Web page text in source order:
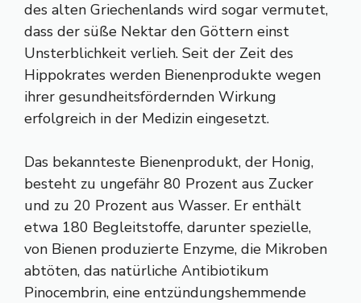
des alten Griechenlands wird sogar vermutet,
dass der süße Nektar den Göttern einst
Unsterblichkeit verlieh. Seit der Zeit des
Hippokrates werden Bienenprodukte wegen
ihrer gesundheitsfördernden Wirkung
erfolgreich in der Medizin eingesetzt.
Das bekannteste Bienenprodukt, der Honig,
besteht zu ungefähr 80 Prozent aus Zucker
und zu 20 Prozent aus Wasser. Er enthält
etwa 180 Begleitstoffe, darunter spezielle,
von Bienen produzierte Enzyme, die Mikroben
abtöten, das natürliche Antibiotikum
Pinocembrin, eine entzündungshemmende